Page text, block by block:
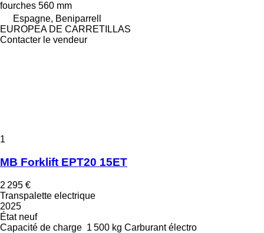
fourches 560 mm
Espagne, Beniparrell
EUROPEA DE CARRETILLAS
Contacter le vendeur
1
MB Forklift EPT20 15ET
2 295 €
Transpalette electrique
2025
Étatneuf
Capacité de charge 1 500 kg Carburant électro